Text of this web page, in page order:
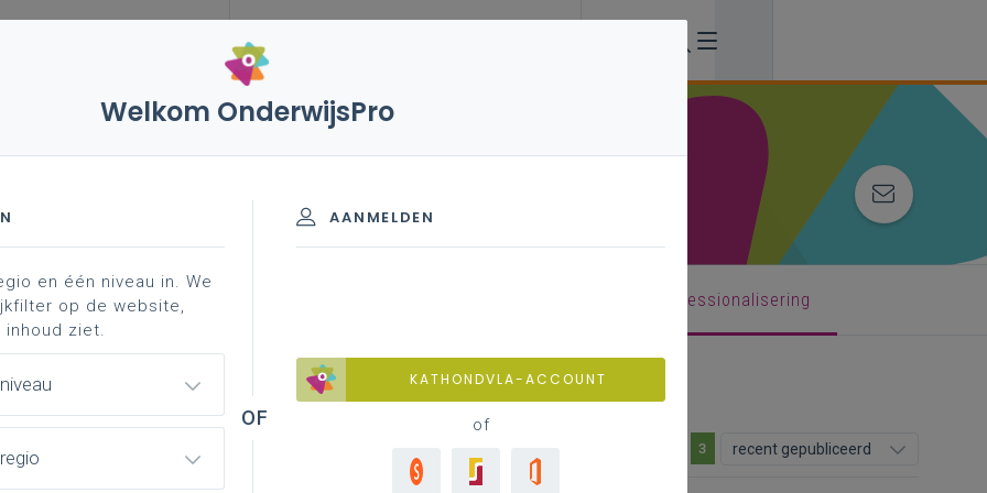
vakken en leerplannen 3de graad
professionalisering
- 3de graad - D/A-finaliteit
materiaal achtergrond professionalisering
3 recent gepubliceerd
Welkom OnderwijsPro
AANMELDEN
KATHONDVLA-ACCOUNT
of
en één niveau in. We
op de website,
ziet.